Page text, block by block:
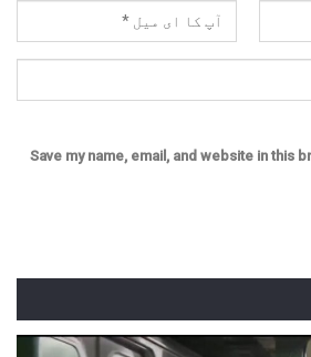
Save my name, email, and website in this